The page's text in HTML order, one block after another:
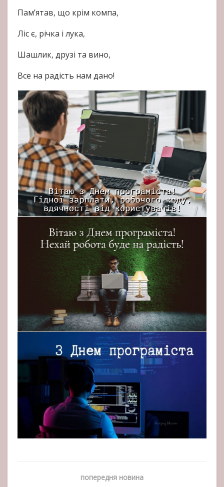
Пам’ятав, що крім компа,
Ліс є, річка і лука,
Шашлик, друзі та вино,
Все на радість нам дано!
попередня новина